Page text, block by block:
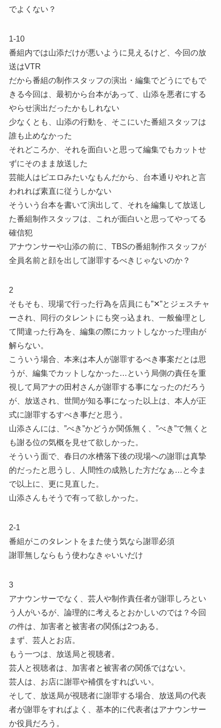
でよくない？
1-10
番組内では山添だけが悪いように見えるけど、今回の放
送はVTR
だから番組の制作スタッフの演出・編集でどうにでもで
きる今回は、最初から台本があって、山添を悪者にする
やらせ演出だったかもしれない
少なくとも、山添の行動を、そこにいた番組スタッフは
誰も止めなかった
それどころか、それを面白いと思って編集でもカットせ
ずにそのまま放送した
芸能人はピエロみたいなもんだから、台本通りやれと言
われれば素直に従うしかない
そういう台本を書いて演出して、それを編集して放送し
た番組制作スタッフは、これが面白いと思ってやってる
確信犯
アナウンサーや山添の前に、TBSの番組制作スタッフが
全員名前と顔を出して謝罪するべきじゃないのか？
2
そもそも、現場で行った行為を店員にも”✕”とジェスチャ
ーされ、同行のタレントにも突っ込まれ、一般倫理とし
て間違った行為を、編集の際にカットしなかった理由が
解らない。
こういう場合、本来は本人が謝罪するべき事案だとは思
うが、編集でカットしなかった…という局側の責任を重
視して局アナの田村さんが謝罪する事になったのだろう
が、放送され、世間が知る事になった以上は、本人が正
式に謝罪するすべき事だと思う。
山添さんには、”べき”かどうか関係無く、”べき”で無くと
も謝る位の気概を見せて欲しかった。
そういう面で、春日の水槽落下後の現場への謝罪は真摯
的だったと思うし、人間性の成熟した方だなぁ…と今ま
で以上に、更に見直した。
山添さんもそうで有って欲しかった。
2-1
番組がこのタレントをまた使う気なら謝罪必須
謝罪無しならもう使わなきゃいいだけ
3
アナウンサーでなく、芸人や制作責任者が謝罪しろとい
う人がいるが、論理的に考えるとおかしいのでは？今回
の件は、加害者と被害者の関係は2つある。
まず、芸人とお店。
もう一つは、放送局と視聴者。
芸人と視聴者は、加害者と被害者の関係ではない。
芸人は、お店に謝罪や補償をすればいい。
そして、放送局が視聴者に謝罪する場合、放送局の代表
者が謝罪をすればよく、基本的に代表者はアナウンサー
か役員だろう。